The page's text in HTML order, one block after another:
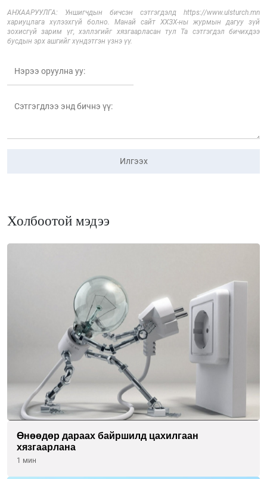
АНХААРУУЛГА: Уншигчдын бичсэн сэтгэгдэлд https://www.ulsturch.mn
хариуцлага хүлээхгүй болно. Манай сайт ХХЗХ-ны журмын дагуу зүй
зохисгүй зарим үг, хэллэгийг хязгаарласан тул Та сэтгэгдэл бичихдээ
бусдын эрх ашгийг хүндэтгэн үзнэ үү.
Илгээх
Холбоотой мэдээ
Өнөөдөр дараах байршилд цахилгаан
хязгаарлана
1 мин